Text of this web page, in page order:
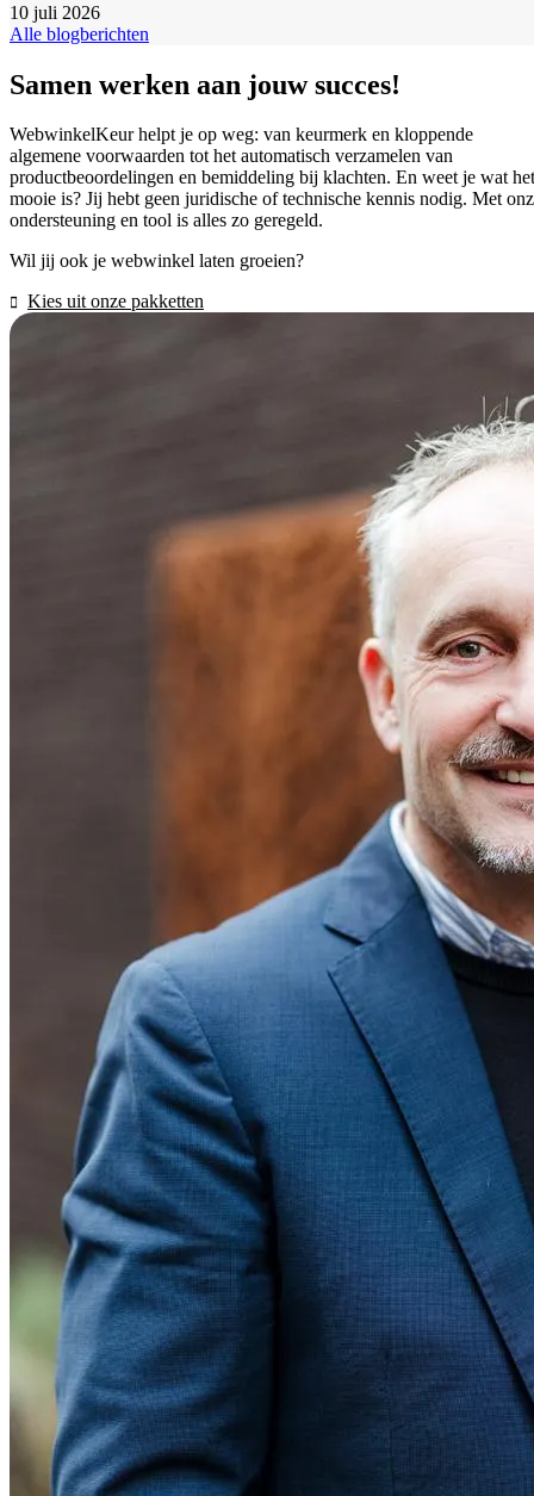
10 juli 2026
Alle blogberichten
Samen werken aan jouw succes!
WebwinkelKeur helpt je op weg: van keurmerk en kloppende
algemene voorwaarden tot het automatisch verzamelen van
productbeoordelingen en bemiddeling bij klachten. En weet je wat het
mooie is? Jij hebt geen juridische of technische kennis nodig. Met
ondersteuning en tool is alles zo geregeld.
Wil jij ook je webwinkel laten groeien?
Kies uit onze pakketten